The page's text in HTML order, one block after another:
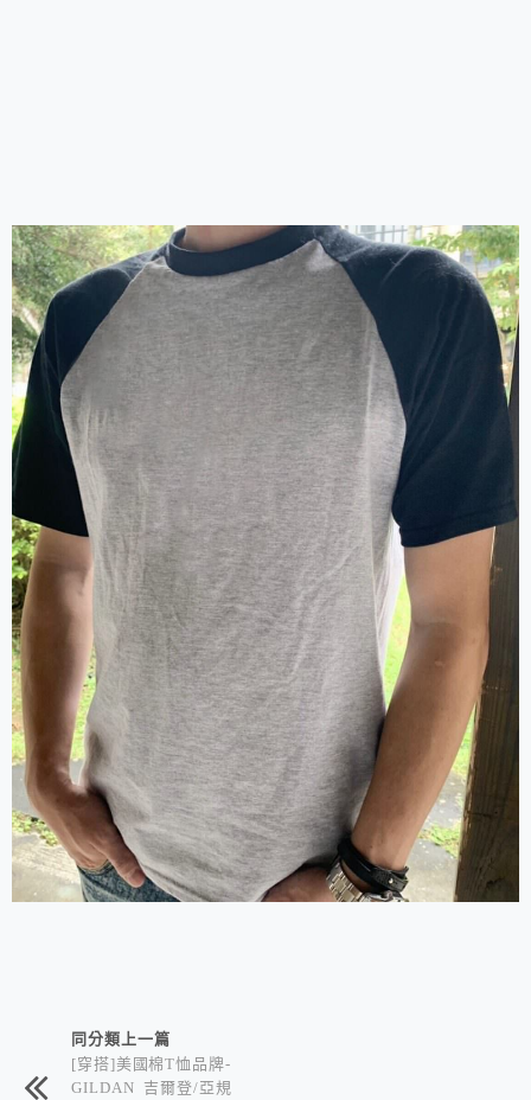
相連文章同分類上一篇
[穿搭]美國棉T恤品牌-
GILDAN 吉爾登/亞規